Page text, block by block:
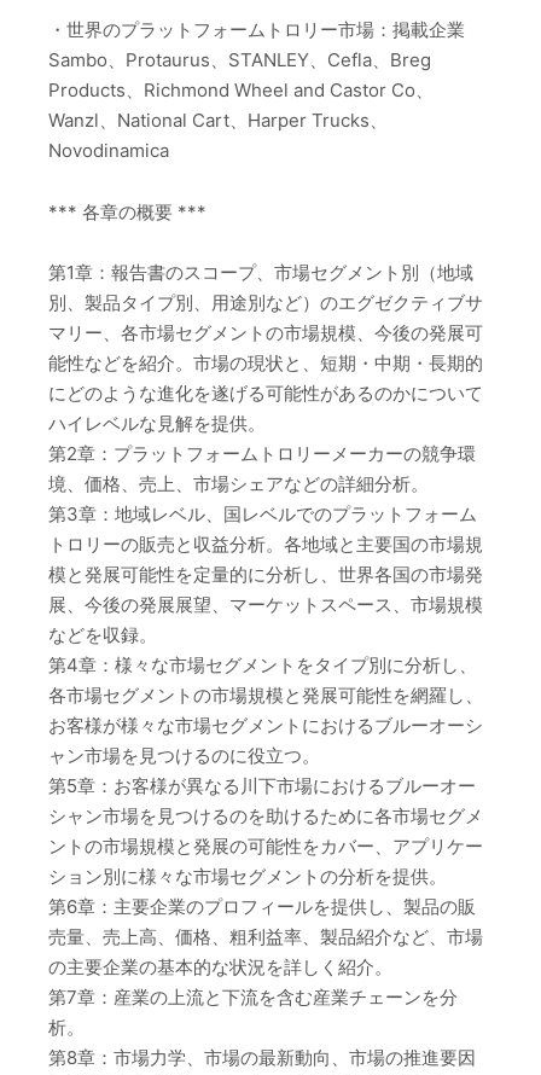
・世界のプラットフォームトロリー市場：掲載企業
Sambo、Protaurus、STANLEY、Cefla、Breg
Products、Richmond Wheel and Castor Co、
Wanzl、National Cart、Harper Trucks、
Novodinamica
*** 各章の概要 ***
第1章：報告書のスコープ、市場セグメント別（地域
別、製品タイプ別、用途別など）のエグゼクティブサ
マリー、各市場セグメントの市場規模、今後の発展可
能性などを紹介。市場の現状と、短期・中期・長期的
にどのような進化を遂げる可能性があるのかについて
ハイレベルな見解を提供。
第2章：プラットフォームトロリーメーカーの競争環
境、価格、売上、市場シェアなどの詳細分析。
第3章：地域レベル、国レベルでのプラットフォーム
トロリーの販売と収益分析。各地域と主要国の市場規
模と発展可能性を定量的に分析し、世界各国の市場発
展、今後の発展展望、マーケットスペース、市場規模
などを収録。
第4章：様々な市場セグメントをタイプ別に分析し、
各市場セグメントの市場規模と発展可能性を網羅し、
お客様が様々な市場セグメントにおけるブルーオーシ
ャン市場を見つけるのに役立つ。
第5章：お客様が異なる川下市場におけるブルーオー
シャン市場を見つけるのを助けるために各市場セグメ
ントの市場規模と発展の可能性をカバー、アプリケー
ション別に様々な市場セグメントの分析を提供。
第6章：主要企業のプロフィールを提供し、製品の販
売量、売上高、価格、粗利益率、製品紹介など、市場
の主要企業の基本的な状況を詳しく紹介。
第7章：産業の上流と下流を含む産業チェーンを分
析。
第8章：市場力学、市場の最新動向、市場の推進要因